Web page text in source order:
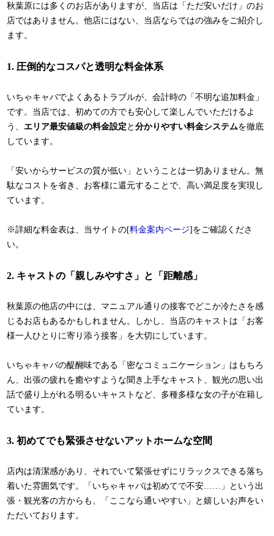
秋葉原には多くのお店がありますが、当店は「ただ安いだけ」のお
店ではありません。他店にはない、当店ならではの強みをご紹介し
ます。
1. 圧倒的なコスパと透明な料金体系
いちゃキャバでよくあるトラブルが、会計時の「不明な追加料金」
です。当店では、初めての方でも安心して楽しんでいただけるよ
う、 エリア最安値級の料金設定 と分かりやすい料金システムを徹底
しています。
「安いからサービスの質が低い」ということは一切ありません。無
駄なコストを省き、お客様に還元することで、高い満足度を実現し
ています。
※詳細な料金表は、当サイトの[料金案内ページ]をご確認くださ
い。
2. キャストの「親しみやすさ」と「距離感」
秋葉原の他店の中には、マニュアル通りの接客でどこか冷たさを感
じるお店もあるかもしれません。しかし、当店のキャストは「お客
様一人ひとりに寄り添う接客」を大切にしています。
いちゃキャバの醍醐味である「密なコミュニケーション」はもちろ
ん、出張の疲れを癒やすような聞き上手なキャスト、観光の思い出
話で盛り上がれる明るいキャストなど、多種多様な女の子が在籍し
ています。
3. 初めてでも緊張させないアットホームな空間
店内は清潔感があり、それでいて緊張せずにリラックスできる落ち
着いた雰囲気です。「いちゃキャバは初めてで不安……」という出
張・観光客の方からも、「ここなら通いやすい」と嬉しいお声をい
ただいております。